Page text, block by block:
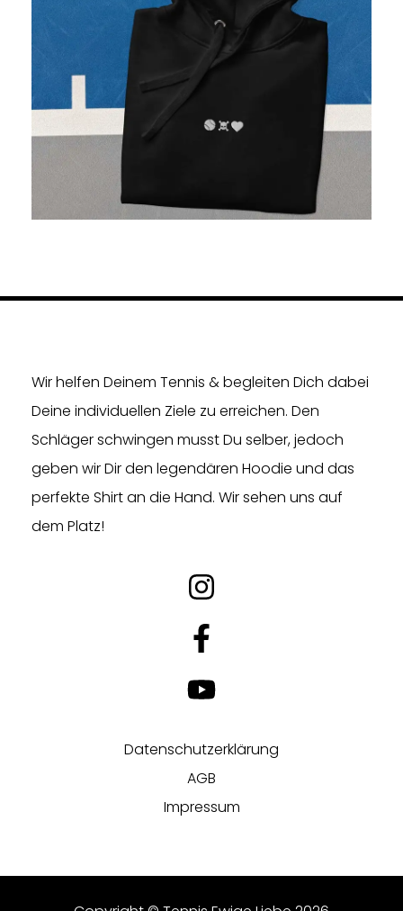
Wir helfen Deinem Tennis & begleiten Dich dabei
Deine individuellen Ziele zu erreichen. Den
Schläger schwingen musst Du selber, jedoch
geben wir Dir den legendären Hoodie und das
perfekte Shirt an die Hand. Wir sehen uns auf
dem Platz!
Datenschutzerklärung
AGB
Impressum